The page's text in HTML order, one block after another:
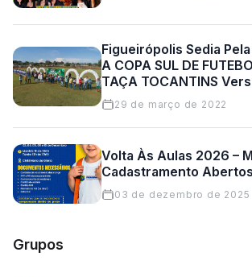
Figueirópolis Sedia
A COPA SUL DE
TAÇA TOCANTINS
29 de março de 2022
Volta Às Aulas 2026 –
Cadastramento
03 de dezembro de 2025
Grupos